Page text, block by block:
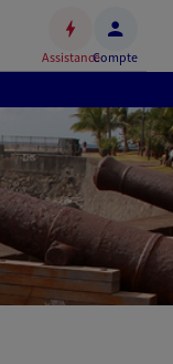
AssistanceCompte